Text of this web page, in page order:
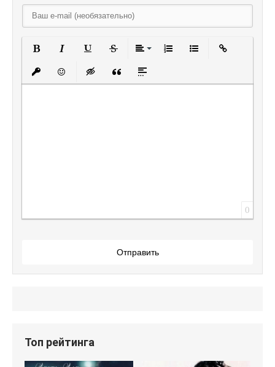
Вставить защищенную ссылку
Вставить смайлик
Вставка скрытого текста
Вставка цитаты
Вставка спойлера
0
Отправить
Топ рейтинга